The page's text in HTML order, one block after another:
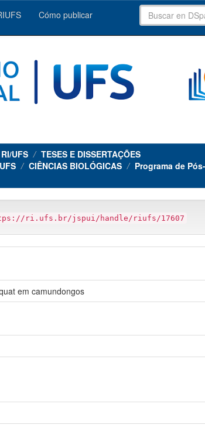
Cómo publicar
UFS
TESES E DISSERTAÇÕES
CIÊNCIAS BIOLÓGICAS
Programa de
ri.ufs.br/jspui/handle/riufs/17607
em camundongos